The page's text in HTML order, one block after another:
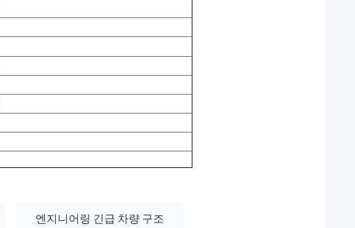
엔지니어링 긴급 차량 구조